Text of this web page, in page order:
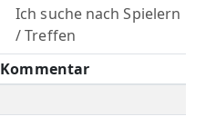
Ich suche nach Spielern
/ Treffen
Kommentar